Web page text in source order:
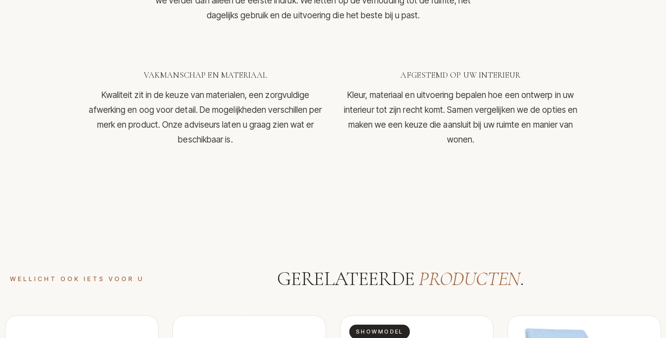
dagelijks gebruik en de uitvoering die het beste bij u past.
VAKMANSCHAP EN MATERIAAL
Kwaliteit zit in de keuze van materialen, een zorgvuldige
afwerking en oog voor detail. De mogelijkheden verschillen per
merk en product. Onze adviseurs laten u graag zien wat er
beschikbaar is.
AFGESTEMD OP UW INTERIEUR
Kleur, materiaal en uitvoering bepalen hoe een ontwerp in uw
interieur tot zijn recht komt. Samen vergelijken we de opties en
maken we een keuze die aansluit bij uw ruimte en manier van
wonen.
WELLICHT OOK IETS VOOR U GERELATEERDEPRODUCTEN.
SHOWMODEL